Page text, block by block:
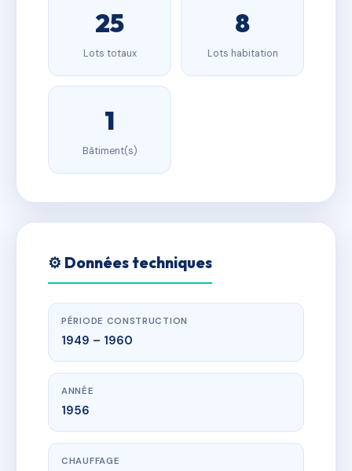
25
Lots totaux
8
Lots habitation
1
Bâtiment(s)
⚙️ Données techniques
PÉRIODE CONSTRUCTION
1949 – 1960
ANNÉE
1956
CHAUFFAGE